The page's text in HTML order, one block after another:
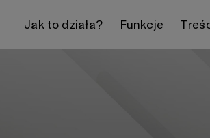
Jak to działa? Funkcje